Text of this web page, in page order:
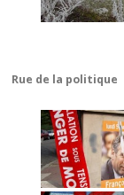
Rue de la politique